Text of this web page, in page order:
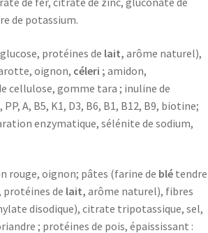
de potassium.
protéines de lait, arôme naturel),
oignon, céleri ; amidon,
cellulose, gomme tara ; inuline de
A, B5, K1, D3, B6, B1, B12, B9, biotine;
enzymatique, sélénite de sodium,
rouge, oignon; pâtes (farine de blé tendre
protéines de lait, arôme naturel), fibres
disodique), citrate tripotassique, sel,
; protéines de pois, épaississant :